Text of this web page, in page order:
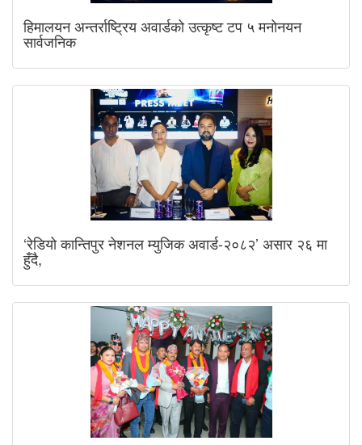
हिमालयन अन्तर्राष्ट्रिय अवार्डको उत्कृष्ट टप ५ मनोनयन
सार्वजनिक
‘रेडियो कान्तिपुर नेशनल म्युजिक अवार्ड-२०८२’ असार २६ मा
हुँदै,